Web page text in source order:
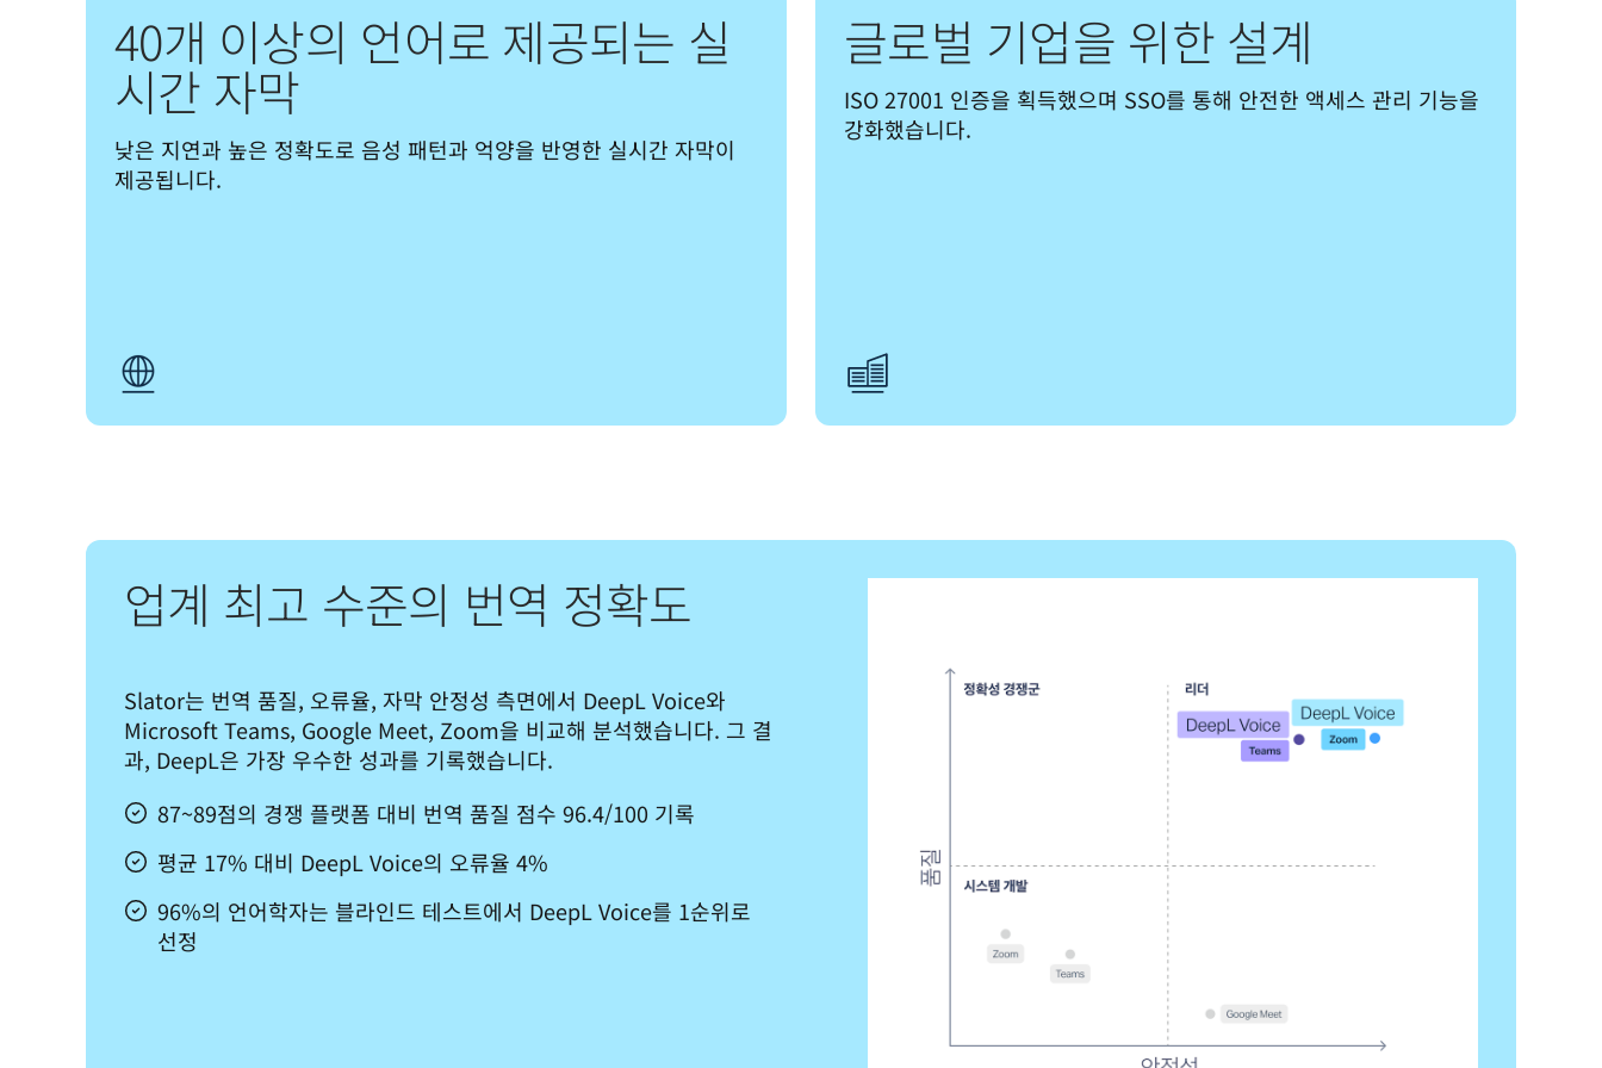
40개 이상의 언어로 제공되는 실
시간 자막
낮은 지연과 높은 정확도로 음성 패턴과 억양을 반영한 실시간 자막이
제공됩니다.
글로벌 기업을 위한 설계
ISO 27001 인증을 획득했으며 SSO를 통해 안전한 액세스 관리 기능을
강화했습니다.
업계 최고 수준의 번역 정확도
Slator는 번역 품질, 오류율, 자막 안정성 측면에서 DeepL Voice와
Microsoft Teams, Google Meet, Zoom을 비교해 분석했습니다. 그 결
과, DeepL은 가장 우수한 성과를 기록했습니다.
87~89점의 경쟁 플랫폼 대비 번역 품질 점수 96.4/100 기록
평균 17% 대비 DeepL Voice의 오류율 4%
96%의 언어학자는 블라인드 테스트에서 DeepL Voice를 1순위로
선정